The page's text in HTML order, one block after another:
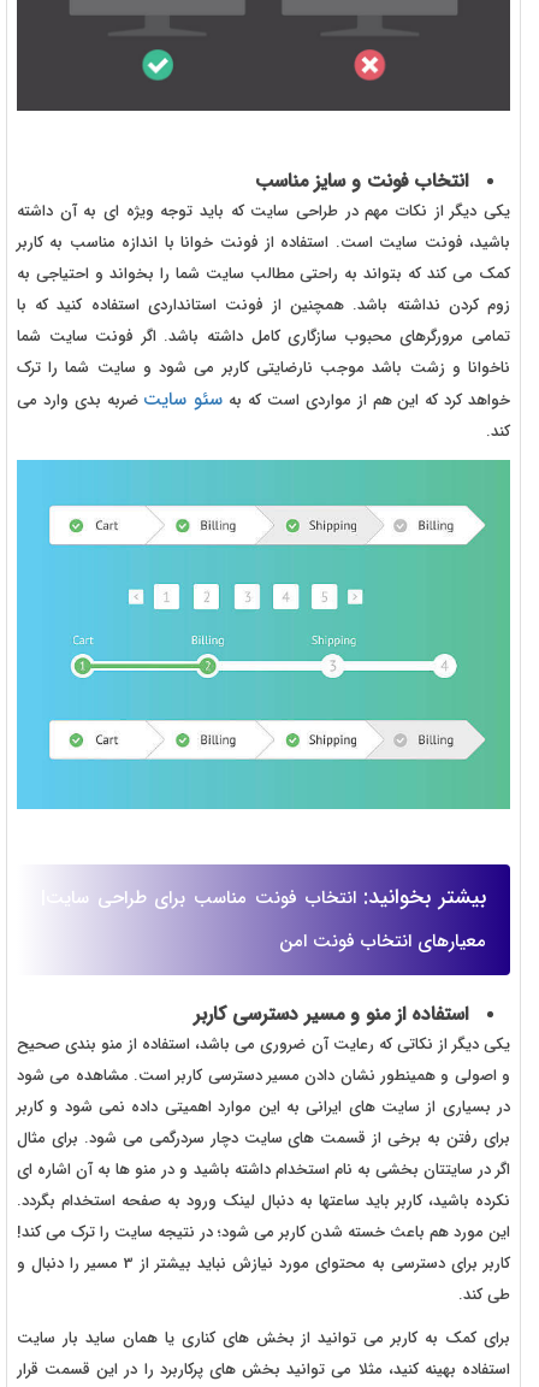
انتخاب فونت و سایز مناسب
یکی دیگر از نکات مهم در طراحی سایت که باید توجه ویژه ای به آن داشته
باشید، فونت سایت است. استفاده از فونت خوانا با اندازه مناسب به کاربر
کمک می کند که بتواند به راحتی مطالب سایت شما را بخواند و احتیاجی به
زوم کردن نداشته باشد. همچنین از فونت استانداردی استفاده کنید که با
تمامی مرورگرهای محبوب سازگاری کامل داشته باشد. اگر فونت سایت شما
ناخوانا و زشت باشد موجب نارضایتی کاربر می شود و سایت شما را ترک
خواهد کرد که این هم از مواردی است که به سئو سایت ضربه بدی وارد می
کند.
بیشتر بخوانید:انتخاب فونت مناسب برای طراحی سایت|
معیارهای انتخاب فونت امن
استفاده از منو و مسیر دسترسی کاربر
یکی دیگر از نکاتی که رعایت آن ضروری می باشد، استفاده از منو بندی صحیح
و اصولی و همینطور نشان دادن مسیر دسترسی کاربر است. مشاهده می شود
در بسیاری از سایت های ایرانی به این موارد اهمیتی داده نمی شود و کاربر
برای رفتن به برخی از قسمت های سایت دچار سردرگمی می شود. برای مثال
اگر در سایتتان بخشی به نام استخدام داشته باشید و در منو ها به آن اشاره ای
نکرده باشید، کاربر باید ساعتها به دنبال لینک ورود به صفحه استخدام بگردد.
این مورد هم باعث خسته شدن کاربر می شود؛ در نتیجه سایت را ترک می کند!
کاربر برای دسترسی به محتوای مورد نیازش نباید بیشتر از 3 مسیر را دنبال و
طی کند.
برای کمک به کاربر می توانید از بخش های کناری یا همان ساید بار سایت
استفاده بهینه کنید، مثلا می توانید بخش های پرکاربرد را در این قسمت قرار